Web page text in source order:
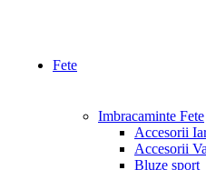
Fete
Imbracaminte Fete
Accesorii
Accesorii
Bluze sport